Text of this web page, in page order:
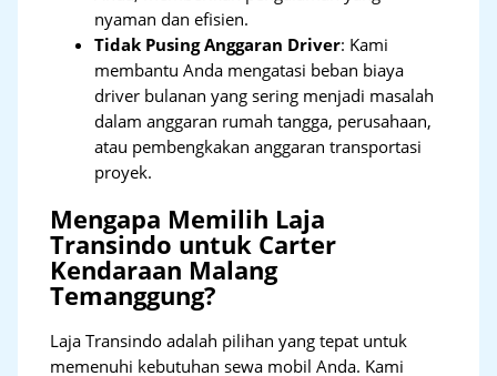
nyaman dan efisien.
Tidak Pusing Anggaran Driver: Kami
membantu Anda mengatasi beban biaya
driver bulanan yang sering menjadi masalah
dalam anggaran rumah tangga, perusahaan,
atau pembengkakan anggaran transportasi
proyek.
Mengapa Memilih Laja
Transindo untuk Carter
Kendaraan Malang
Temanggung?
Laja Transindo adalah pilihan yang tepat untuk
memenuhi kebutuhan sewa mobil Anda. Kami